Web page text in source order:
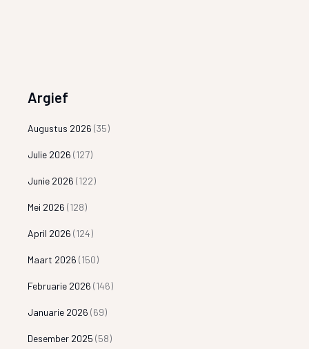
Argief
Augustus 2026 (35)
Julie 2026 (127)
Junie 2026 (122)
Mei 2026 (128)
April 2026 (124)
Maart 2026 (150)
Februarie 2026 (146)
Januarie 2026 (69)
Desember 2025 (58)